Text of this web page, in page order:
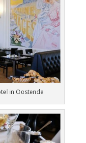
in Oostende